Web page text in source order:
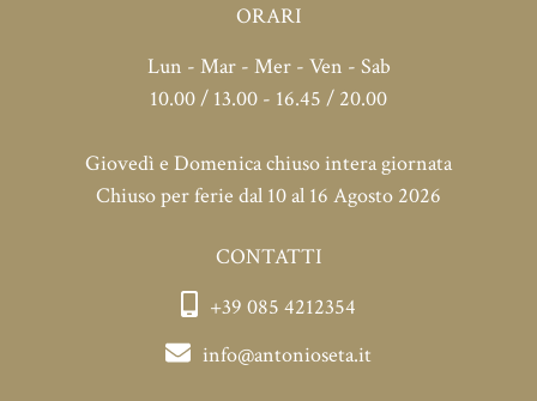
ORARI
Lun - Mar - Mer - Ven - Sab
10.00 / 13.00 - 16.45 / 20.00
Giovedì e Domenica chiuso intera giornata
Chiuso per ferie dal 10 al 16 Agosto 2026
CONTATTI
+39 085 4212354
info@antonioseta.it